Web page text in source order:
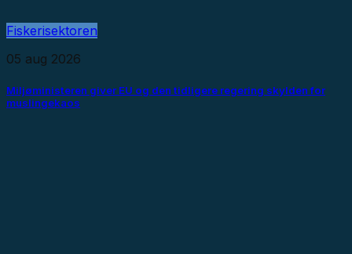
Fiskerisektoren
05 aug 2026
Miljøministeren giver EU og den tidligere regering skylden for
muslingekaos